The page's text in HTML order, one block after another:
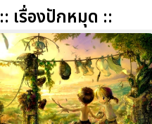
:: เรื่องปักหมุด ::